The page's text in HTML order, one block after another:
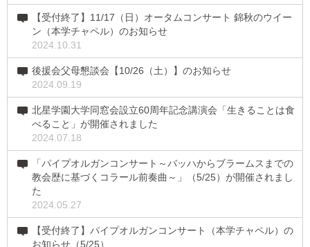
【受付終了】11/17（日）オータムコンサート 錦秋のウイー
ン（本学チャペル）のお知らせ
2024.10.31
後援会父母懇談会【10/26（土）】のお知らせ
2024.09.19
北星学園大学同窓会設立60周年記念講演会「生きることは食
べること」が開催されました
2024.07.18
「パイプオルガンコンサート～バッハからブラームスまでの
教会歴に基づくコラール前奏曲～」（5/25）が開催されまし
た
2024.05.27
【受付終了】パイプオルガンコンサート（本学チャペル）の
お知らせ（5/25）